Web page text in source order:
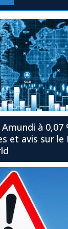
à 0,07
et avis sur le